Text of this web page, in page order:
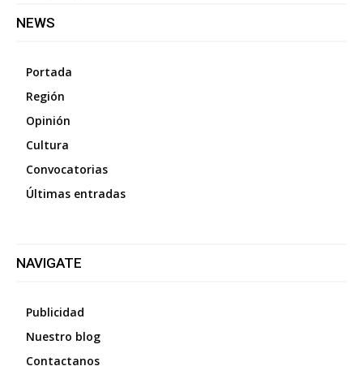
NEWS
Portada
Región
Opinión
Cultura
Convocatorias
Últimas entradas
NAVIGATE
Publicidad
Nuestro blog
Contactanos